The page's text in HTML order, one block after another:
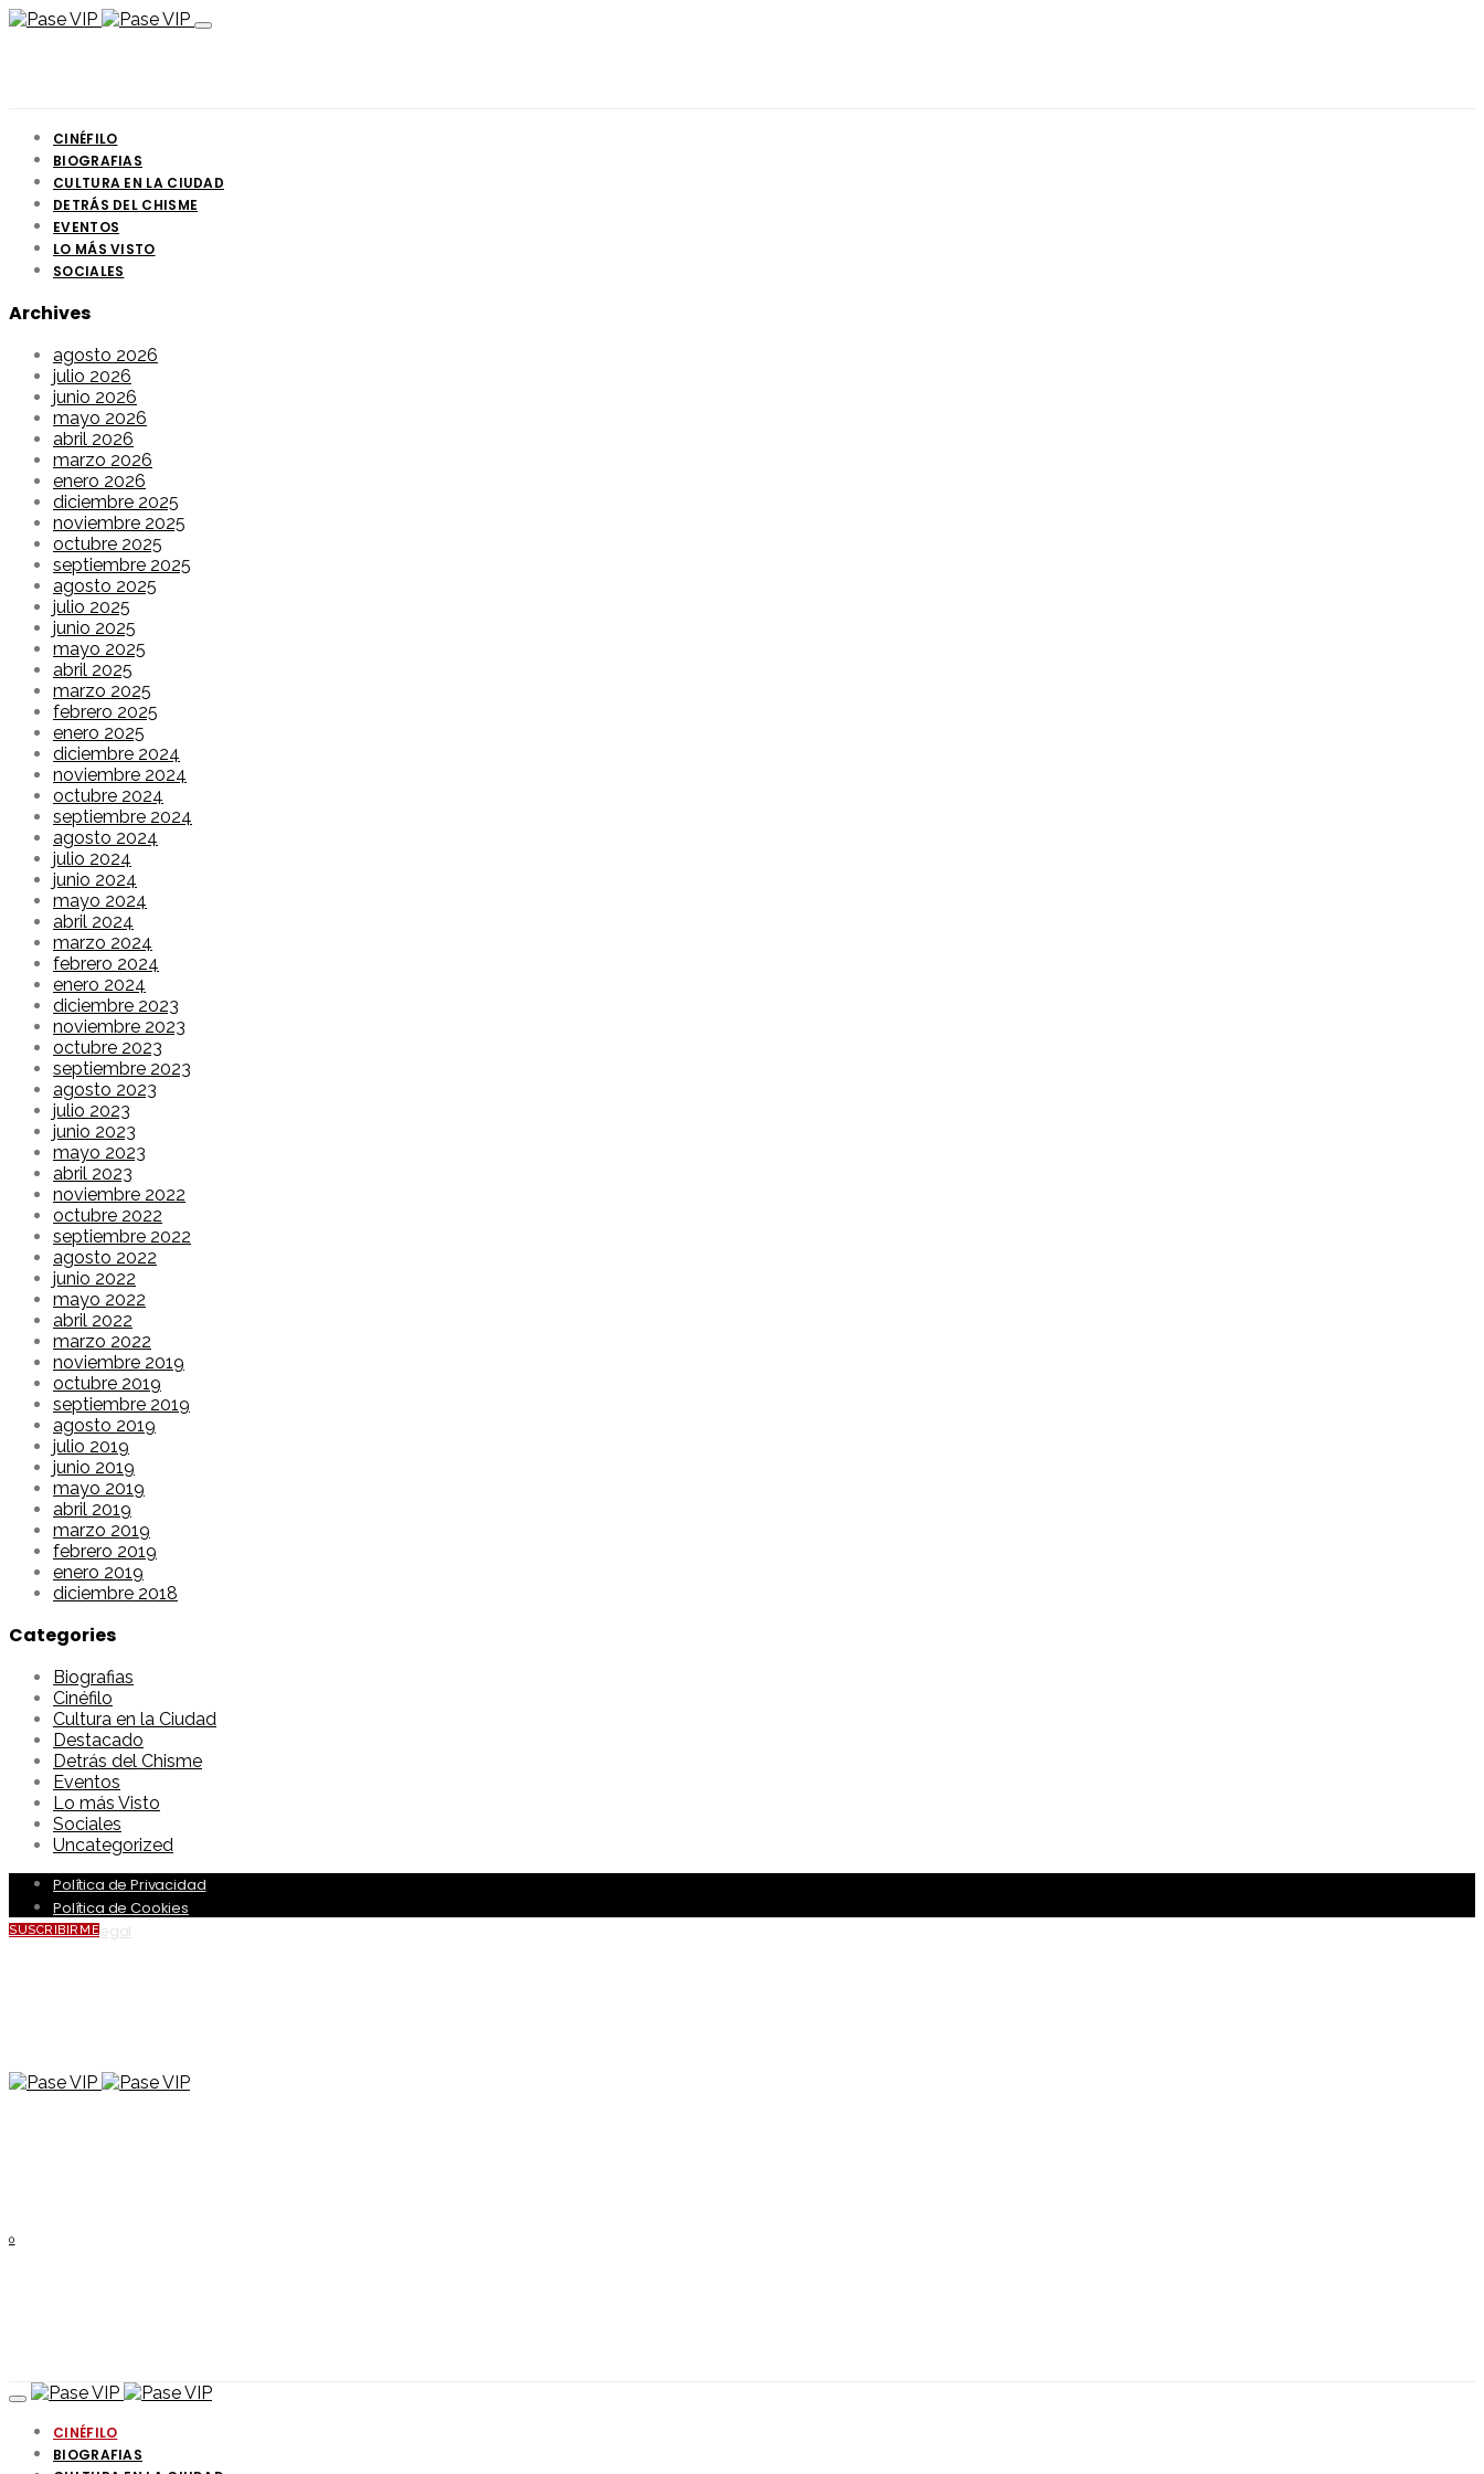
CINÉFILO
BIOGRAFIAS
CULTURA EN LA CIUDAD
DETRÁS DEL CHISME
EVENTOS
LO MÁS VISTO
SOCIALES
Archives
agosto 2026
julio 2026
junio 2026
mayo 2026
abril 2026
marzo 2026
enero 2026
diciembre 2025
noviembre 2025
octubre 2025
septiembre 2025
agosto 2025
julio 2025
junio 2025
mayo 2025
abril 2025
marzo 2025
febrero 2025
enero 2025
diciembre 2024
noviembre 2024
octubre 2024
septiembre 2024
agosto 2024
julio 2024
junio 2024
mayo 2024
abril 2024
marzo 2024
febrero 2024
enero 2024
diciembre 2023
noviembre 2023
octubre 2023
septiembre 2023
agosto 2023
julio 2023
junio 2023
mayo 2023
abril 2023
noviembre 2022
octubre 2022
septiembre 2022
agosto 2022
junio 2022
mayo 2022
abril 2022
marzo 2022
noviembre 2019
octubre 2019
septiembre 2019
agosto 2019
julio 2019
junio 2019
mayo 2019
abril 2019
marzo 2019
febrero 2019
enero 2019
diciembre 2018
Categories
Biografias
Cinéfilo
Cultura en la Ciudad
Destacado
Detrás del Chisme
Eventos
Lo más Visto
Sociales
Uncategorized
Política de Privacidad
Política de Cookies
Aviso Legal
SUSCRIBIRME
0
CINÉFILO
BIOGRAFIAS